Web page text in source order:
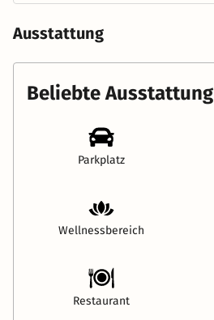
Ausstattung
Beliebte Ausstattung
Parkplatz
Wellnessbereich
Restaurant